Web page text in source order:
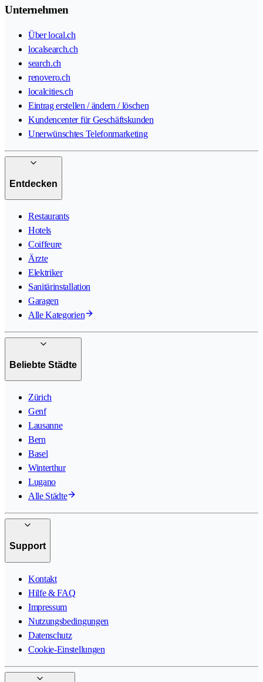
Unternehmen
Über local.ch
localsearch.ch
search.ch
renovero.ch
localcities.ch
Eintrag erstellen / ändern / löschen
Kundencenter für Geschäftskunden
Unerwünschtes Telefonmarketing
Entdecken
Restaurants
Hotels
Coiffeure
Ärzte
Elektriker
Sanitärinstallation
Garagen
Alle Kategorien
Beliebte Städte
Zürich
Genf
Lausanne
Bern
Basel
Winterthur
Lugano
Alle Städte
Support
Kontakt
Hilfe & FAQ
Impressum
Nutzungsbedingungen
Datenschutz
Cookie-Einstellungen